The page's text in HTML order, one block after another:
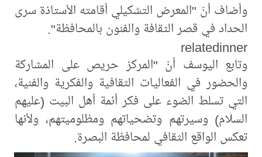
وأضاف أنّ "المعرض التشكيلي أقامته الأستاذة سرى
الحداد في قصر الثقافة والفنون بالمحافظة".
relatedinner
وتابع اليوسف أنّ "المركز حريص على المشاركة
والحضور في الفعاليات الثقافية والفكرية والفنية،
التي تسلط الضوء على فكر أئمة أهل البيت (عليهم
السلام) وسيرتهم وتضحياتهم ومظلوميتهم، ولأنها
تعكس الواقع الثقافي لمحافظة البصرة.